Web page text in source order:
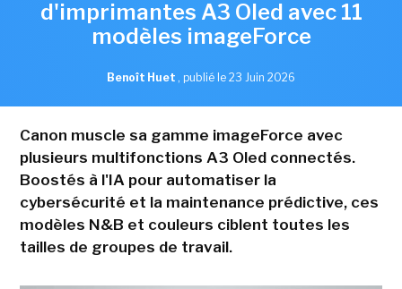
d'imprimantes A3 Oled avec 11
modèles imageForce
Benoît Huet , publié le 23 Juin 2026
Canon muscle sa gamme imageForce avec
plusieurs multifonctions A3 Oled connectés.
Boostés à l'IA pour automatiser la
cybersécurité et la maintenance prédictive, ces
modèles N&B et couleurs ciblent toutes les
tailles de groupes de travail.